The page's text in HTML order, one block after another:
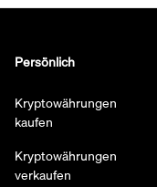
Persönlich
Kryptowährungen
kaufen
Kryptowährungen
verkaufen